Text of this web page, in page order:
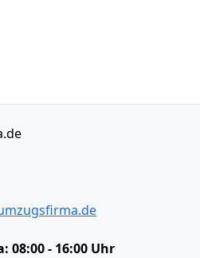
08:00 - 16:00 Uhr